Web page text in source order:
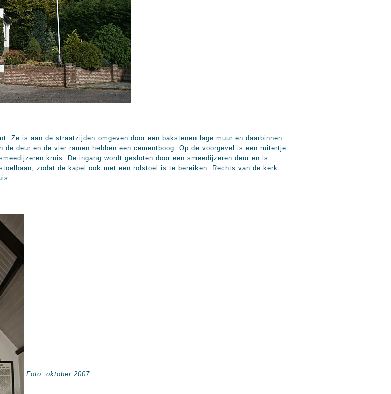
Ze is aan de straatzijden omgeven door een bakstenen lage muur en daarbinnen
de deur en de vier ramen hebben een cementboog. Op de voorgevel is een ruitertje
kruis. De ingang wordt gesloten door een smeedijzeren deur en is
zodat de kapel ook met een rolstoel is te bereiken. Rechts van de kerk
Foto: oktober 2007